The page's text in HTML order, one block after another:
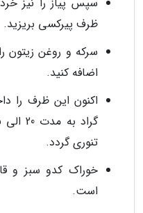
ظرف پیرکسی بریزید.
سرکه و روغن زیتون
اضافه کنید.
تنوری گردد.
خوراک کدو سبز و
است.